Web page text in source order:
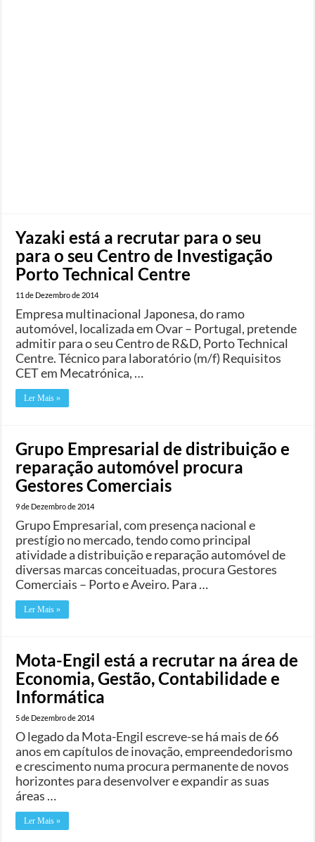
Yazaki está a recrutar para o seu
para o seu Centro de Investigação
Porto Technical Centre
11 de Dezembro de 2014
Empresa multinacional Japonesa, do ramo
automóvel, localizada em Ovar – Portugal, pretende
admitir para o seu Centro de R&D, Porto Technical
Centre. Técnico para laboratório (m/f) Requisitos
CET em Mecatrónica, …
Ler Mais »
Grupo Empresarial de distribuição e
reparação automóvel procura
Gestores Comerciais
9 de Dezembro de 2014
Grupo Empresarial, com presença nacional e
prestígio no mercado, tendo como principal
atividade a distribuição e reparação automóvel de
diversas marcas conceituadas, procura Gestores
Comerciais – Porto e Aveiro. Para …
Ler Mais »
Mota-Engil está a recrutar na área de
Economia, Gestão, Contabilidade e
Informática
5 de Dezembro de 2014
O legado da Mota-Engil escreve-se há mais de 66
anos em capítulos de inovação, empreendedorismo
e crescimento numa procura permanente de novos
horizontes para desenvolver e expandir as suas
áreas …
Ler Mais »